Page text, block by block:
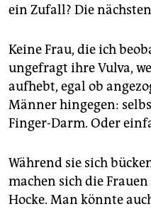
ein Zufall? Die
Keine Frau, die ich
ungefragt ihre Vulva,
aufhebt, egal ob
Männer hingegen:
Finger-Darm. Oder
Während sie sich
machen sich die
Hocke. Man könnte